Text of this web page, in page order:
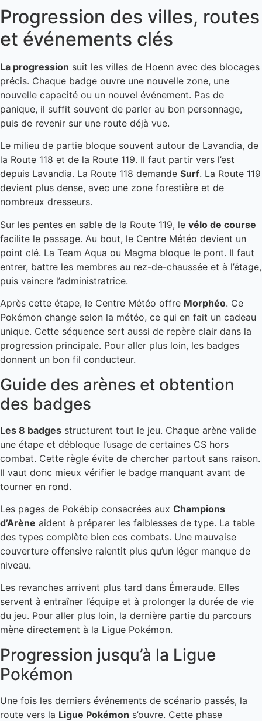
Progression des villes, routes
et événements clés
La progression suit les villes de Hoenn avec des blocages
précis. Chaque badge ouvre une nouvelle zone, une
nouvelle capacité ou un nouvel événement. Pas de
panique, il suffit souvent de parler au bon personnage,
puis de revenir sur une route déjà vue.
Le milieu de partie bloque souvent autour de Lavandia, de
la Route 118 et de la Route 119. Il faut partir vers l’est
depuis Lavandia. La Route 118 demande Surf. La Route 119
devient plus dense, avec une zone forestière et de
nombreux dresseurs.
Sur les pentes en sable de la Route 119, le vélo de course
facilite le passage. Au bout, le Centre Météo devient un
point clé. La Team Aqua ou Magma bloque le pont. Il faut
entrer, battre les membres au rez-de-chaussée et à l’étage,
puis vaincre l’administratrice.
Après cette étape, le Centre Météo offre Morphéo. Ce
Pokémon change selon la météo, ce qui en fait un cadeau
unique. Cette séquence sert aussi de repère clair dans la
progression principale. Pour aller plus loin, les badges
donnent un bon fil conducteur.
Guide des arènes et obtention
des badges
Les 8 badges structurent tout le jeu. Chaque arène valide
une étape et débloque l’usage de certaines CS hors
combat. Cette règle évite de chercher partout sans raison.
Il vaut donc mieux vérifier le badge manquant avant de
tourner en rond.
Les pages de Pokébip consacrées aux Champions
d’Arène aident à préparer les faiblesses de type. La table
des types complète bien ces combats. Une mauvaise
couverture offensive ralentit plus qu’un léger manque de
niveau.
Les revanches arrivent plus tard dans Émeraude. Elles
servent à entraîner l’équipe et à prolonger la durée de vie
du jeu. Pour aller plus loin, la dernière partie du parcours
mène directement à la Ligue Pokémon.
Progression jusqu’à la Ligue
Pokémon
Une fois les derniers événements de scénario passés, la
route vers la Ligue Pokémon s’ouvre. Cette phase